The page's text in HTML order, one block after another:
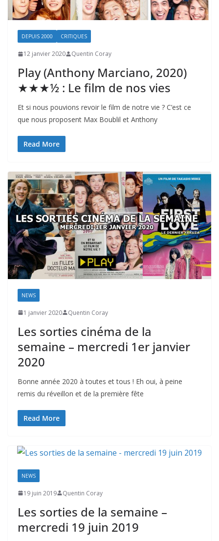
DEPUIS 2000 CRITIQUES
12 janvier 2020 Quentin Coray
Play (Anthony Marciano, 2020)
★★★½ : Le film de nos vies
Et si nous pouvions revoir le film de notre vie ? C’est ce
que nous proposent Max Boublil et Anthony
Read More
NEWS
1 janvier 2020 Quentin Coray
Les sorties cinéma de la
semaine – mercredi 1er janvier
2020
Bonne année 2020 à toutes et tous ! Eh oui, à peine
remis du réveillon et de la première fête
Read More
NEWS
19 juin 2019 Quentin Coray
Les sorties de la semaine –
mercredi 19 juin 2019